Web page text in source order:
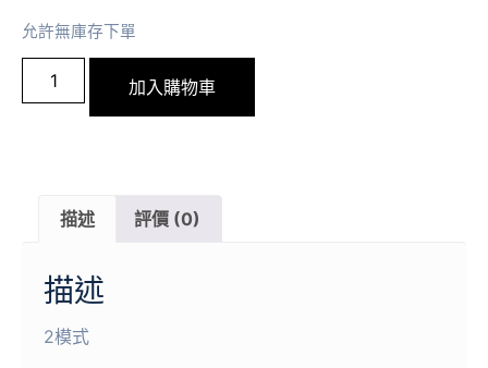
允許無庫存下單
加入購物車
描述 評價 (0)
描述
2模式